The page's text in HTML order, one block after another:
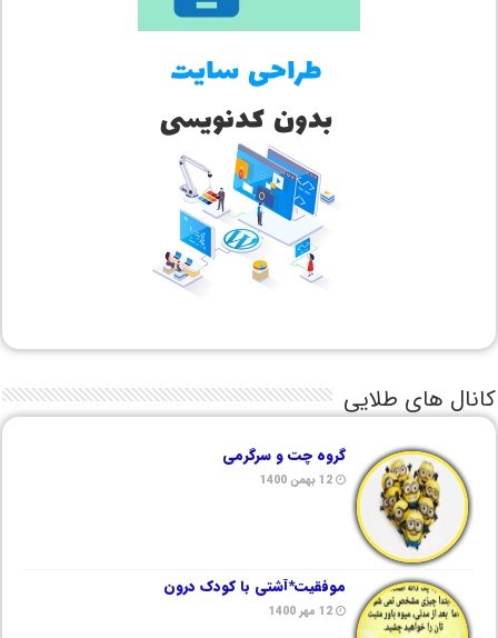
کانال های طلایی
گروه چت و سرگرمی
12 بهمن 1400
موفقیت*آشتی با کودک درون
12 مهر 1400